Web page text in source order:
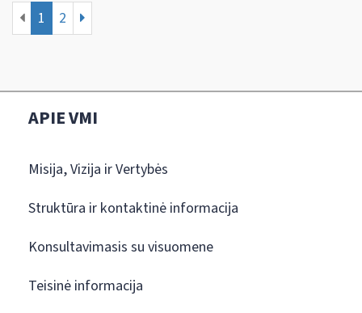
1 2
APIE VMI
Misija, Vizija ir Vertybės
Struktūra ir kontaktinė informacija
Konsultavimasis su visuomene
Teisinė informacija